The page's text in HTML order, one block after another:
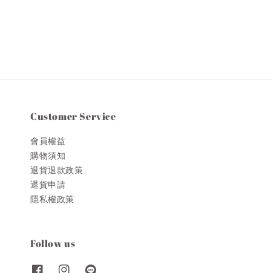
Customer Service
會員權益
購物須知
退貨退款政策
退貨申請
隱私權政策
Follow us